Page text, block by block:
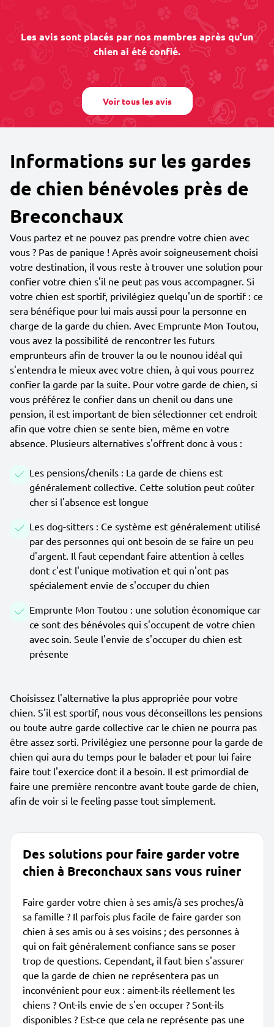
Les avis sont placés par nos membres après qu'un
chien ai été confié.
Voir tous les avis
Informations sur les gardes
de chien bénévoles près de
Breconchaux
Vous partez et ne pouvez pas prendre votre chien avec
vous ? Pas de panique ! Après avoir soigneusement choisi
votre destination, il vous reste à trouver une solution pour
confier votre chien s'il ne peut pas vous accompagner. Si
votre chien est sportif, privilégiez quelqu'un de sportif : ce
sera bénéfique pour lui mais aussi pour la personne en
charge de la garde du chien. Avec Emprunte Mon Toutou,
vous avez la possibilité de rencontrer les futurs
emprunteurs afin de trouver la ou le nounou idéal qui
s'entendra le mieux avec votre chien, à qui vous pourrez
confier la garde par la suite. Pour votre garde de chien, si
vous préférez le confier dans un chenil ou dans une
pension, il est important de bien sélectionner cet endroit
afin que votre chien se sente bien, même en votre
absence. Plusieurs alternatives s'offrent donc à vous :
Les pensions/chenils : La garde de chiens est
généralement collective. Cette solution peut coûter
cher si l'absence est longue
Les dog-sitters : Ce système est généralement utilisé
par des personnes qui ont besoin de se faire un peu
d'argent. Il faut cependant faire attention à celles
dont c'est l'unique motivation et qui n'ont pas
spécialement envie de s'occuper du chien
Emprunte Mon Toutou : une solution économique car
ce sont des bénévoles qui s'occupent de votre chien
avec soin. Seule l'envie de s'occuper du chien est
présente
Choisissez l'alternative la plus appropriée pour votre
chien. S'il est sportif, nous vous déconseillons les pensions
ou toute autre garde collective car le chien ne pourra pas
être assez sorti. Privilégiez une personne pour la garde de
chien qui aura du temps pour le balader et pour lui faire
faire tout l'exercice dont il a besoin. Il est primordial de
faire une première rencontre avant toute garde de chien,
afin de voir si le feeling passe tout simplement.
Des solutions pour faire garder votre
chien à Breconchaux sans vous ruiner
Faire garder votre chien à ses amis/à ses proches/à
sa famille ? Il parfois plus facile de faire garder son
chien à ses amis ou à ses voisins ; des personnes à
qui on fait généralement confiance sans se poser
trop de questions. Cependant, il faut bien s'assurer
que la garde de chien ne représentera pas un
inconvénient pour eux : aiment-ils réellement les
chiens ? Ont-ils envie de s'en occuper ? Sont-ils
disponibles ? Est-ce que cela ne représente pas une